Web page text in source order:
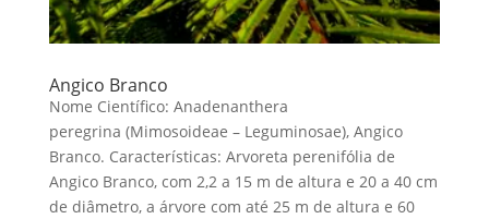
Angico Branco
Nome Científico: Anadenanthera
peregrina (Mimosoideae – Leguminosae), Angico
Branco. Características: Arvoreta perenifólia de
Angico Branco, com 2,2 a 15 m de altura e 20 a 40 cm
de diâmetro, a árvore com até 25 m de altura e 60